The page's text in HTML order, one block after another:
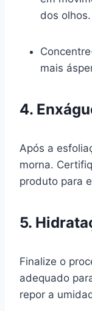
dos olhos.
mais
4.
Após a
morna.
produto para
5.
Finalize o
adequado
repor a